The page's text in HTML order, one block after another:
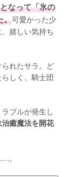
なって「氷の
。可愛かった少
嬉しい気持ち
れたサラ。ど
しく、騎士団
ブルが発生し
癒魔法を開花
。